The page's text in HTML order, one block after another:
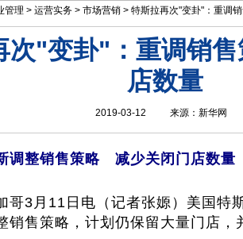
管理 > 运营实务 > 市场营销 > 特斯拉再次"变卦"：重调
为何聚焦制造业 我国出台四大举措促进制造业稳增长
次"变卦"：重调销
店数量
2019-03-12 来源： 新华网
调整销售策略 减少关闭门店数量
3月11日电（记者张嫄）美国特
销售策略，计划仍保留大量门店，